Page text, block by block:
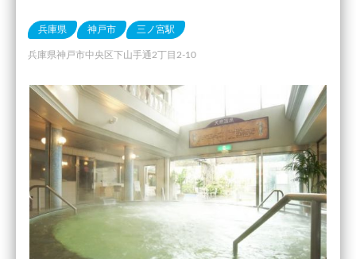
兵庫県 神戸市 三ノ宮駅
兵庫県神戸市中央区下山手通2丁目2-10